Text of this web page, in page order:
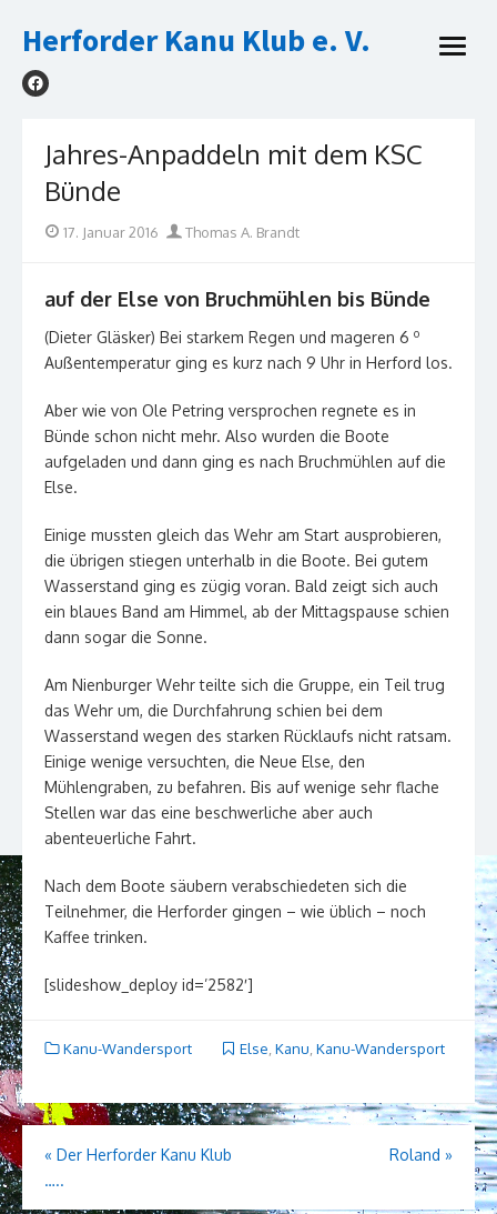
to
Herforder Kanu Klub e. V.
open
Jahres-Anpaddeln mit dem KSC
Bünde
Posted
17. Januar 2016 Author
Thomas A. Brandt
auf der Else von Bruchmühlen bis Bünde
(Dieter Gläsker) Bei starkem Regen und mageren 6 o
Außentemperatur ging es kurz nach 9 Uhr in Herford los.
Aber wie von Ole Petring versprochen regnete es in
Bünde schon nicht mehr. Also wurden die Boote
aufgeladen und dann ging es nach Bruchmühlen auf die
Else.
Einige mussten gleich das Wehr am Start ausprobieren,
die übrigen stiegen unterhalb in die Boote. Bei gutem
Wasserstand ging es zügig voran. Bald zeigt sich auch
ein blaues Band am Himmel, ab der Mittagspause schien
dann sogar die Sonne.
Am Nienburger Wehr teilte sich die Gruppe, ein Teil trug
das Wehr um, die Durchfahrung schien bei dem
Wasserstand wegen des starken Rücklaufs nicht ratsam.
Einige wenige versuchten, die Neue Else, den
Mühlengraben, zu befahren. Bis auf wenige sehr flache
Stellen war das eine beschwerliche aber auch
abenteuerliche Fahrt.
Nach dem Boote säubern verabschiedeten sich die
Teilnehmer, die Herforder gingen – wie üblich – noch
Kaffee trinken.
[slideshow_deploy id=’2582′]
Kanu-Wandersport Else Kanu Kanu-Wandersport
Beitragsnavigation
« Der Herforder Kanu Klub
…..
Roland »